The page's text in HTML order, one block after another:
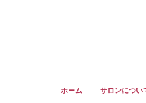
ホーム サロンについ